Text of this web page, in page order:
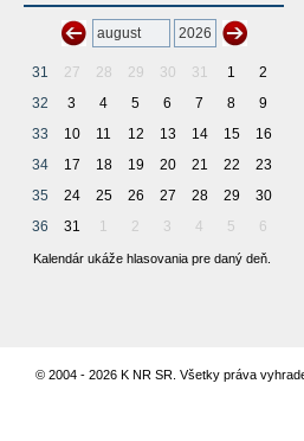
31 27 28 29 30 31 1
2
32
3 4 5 6 7 8
9
33
10 11 12 13 14 15
16
34
17 18 19 20 21 22
23
35
24 25 26 27 28 29
30
36
31 1 2 3 4 5 6
Kalendár ukáže hlasovania pre daný deň.
© 2004 - 2026 K NR SR. Všetky práva